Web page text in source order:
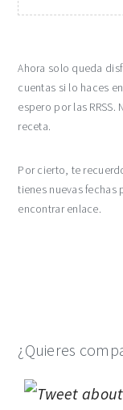
Ahora solo queda
cuentas si lo haces
espero por las RRSS.
receta.
Por cierto, te
tienes nuevas fechas
encontrar enlace.
¿Quieres